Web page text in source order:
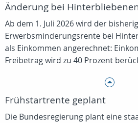
Änderung bei
Ab dem 1. Juli 2026 wird der
Erwerbsminderungsrente bei
als Einkommen angerechnet:
Freibetrag wird zu 40 Prozent
Frühstartrente geplant
Die Bundesregierung plant eine